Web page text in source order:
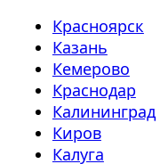
Красноярск
Казань
Кемерово
Краснодар
Калининград
Киров
Калуга